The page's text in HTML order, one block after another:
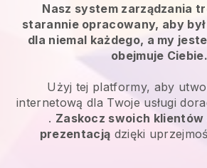
Nasz system zarządzania
starannie opracowany, aby
dla niemal każdego, a my
obejmuje Ciebie.
Użyj tej platformy, aby
internetową dla Twoje usługi
. Zaskocz swoich
prezentacją dzięki